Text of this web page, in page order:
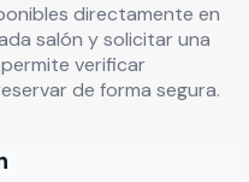
directamente en
salón y solicitar una
verificar
de forma segura.